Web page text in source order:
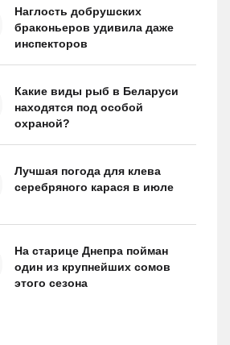
Наглость добрушских
браконьеров удивила даже
инспекторов
Какие виды рыб в Беларуси
находятся под особой
охраной?
Лучшая погода для клева
серебряного карася в июле
На старице Днепра пойман
один из крупнейших сомов
этого сезона